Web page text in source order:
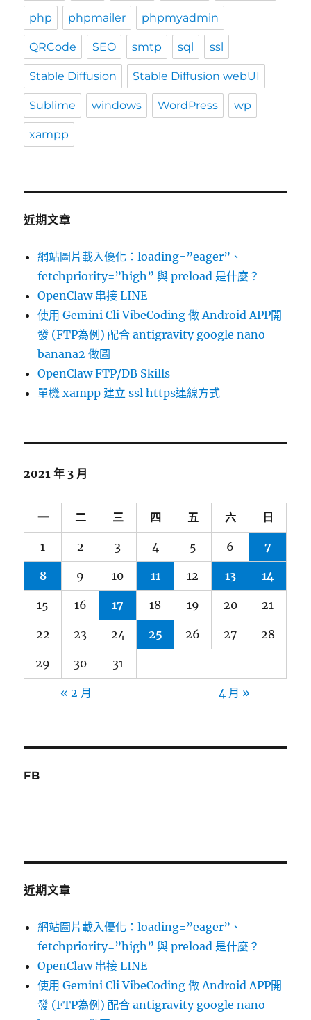
php phpmailer phpmyadmin
QRCode SEO smtp sql ssl
Stable Diffusion Stable Diffusion webUI
Sublime windows WordPress wp
xampp
近期文章
網站圖片載入優化：loading=”eager”、
fetchpriority=”high” 與 preload 是什麼？
OpenClaw 串接 LINE
使用 Gemini Cli VibeCoding 做 Android APP開
發 (FTP為例) 配合 antigravity google nano
banana2 做圖
OpenClaw FTP/DB Skills
單機 xampp 建立 ssl https連線方式
2021 年 3 月
一 二 三 四 五 六 日
1 2 3 4 5 6 7
8 9 10 11 12 13 14
15 16 17 18 19 20 21
22 23 24 25 26 27 28
29 30 31
« 2 月 4 月 »
FB
近期文章
網站圖片載入優化：loading=”eager”、
fetchpriority=”high” 與 preload 是什麼？
OpenClaw 串接 LINE
使用 Gemini Cli VibeCoding 做 Android APP開
發 (FTP為例) 配合 antigravity google nano